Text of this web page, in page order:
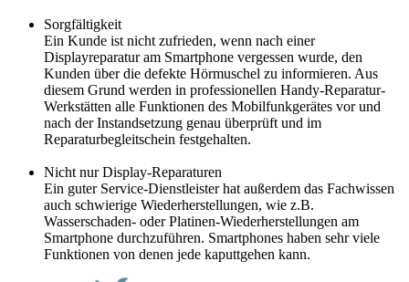
Sorgfältigkeit
Ein Kunde ist nicht zufrieden, wenn nach einer
Displayreparatur am Smartphone vergessen wurde, den
Kunden über die defekte Hörmuschel zu informieren. Aus
diesem Grund werden in professionellen Handy-Reparatur-
Werkstätten alle Funktionen des Mobilfunkgerätes vor und
nach der Instandsetzung genau überprüft und im
Reparaturbegleitschein festgehalten.
Nicht nur Display-Reparaturen
Ein guter Service-Dienstleister hat außerdem das Fachwissen
auch schwierige Wiederherstellungen, wie z.B.
Wasserschaden- oder Platinen-Wiederherstellungen am
Smartphone durchzuführen. Smartphones haben sehr viele
Funktionen von denen jede kaputtgehen kann.